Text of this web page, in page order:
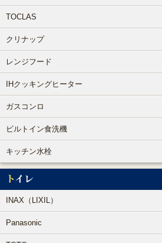
TOCLAS
クリナップ
レンジフード
IHクッキングヒーター
ガスコンロ
ビルトイン食洗機
キッチン水栓
トイレ
INAX（LIXIL）
Panasonic